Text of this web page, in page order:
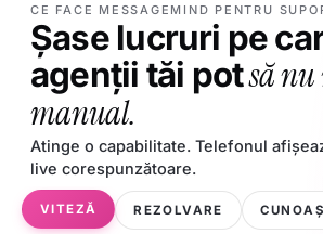
events.feed
318evenimente azi · live
Lina
Tom
CE FACE MESSAGEMIND PENTRU
Șase lucruri pe
agenții tăi potsă
manual.
Atinge o capabilitate. Telefonul
live corespunzătoare.
VITEZĂ REZOLVARE